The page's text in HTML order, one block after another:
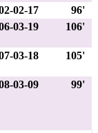
02-17
96'
03-19 106'
03-18 105'
03-09 99'